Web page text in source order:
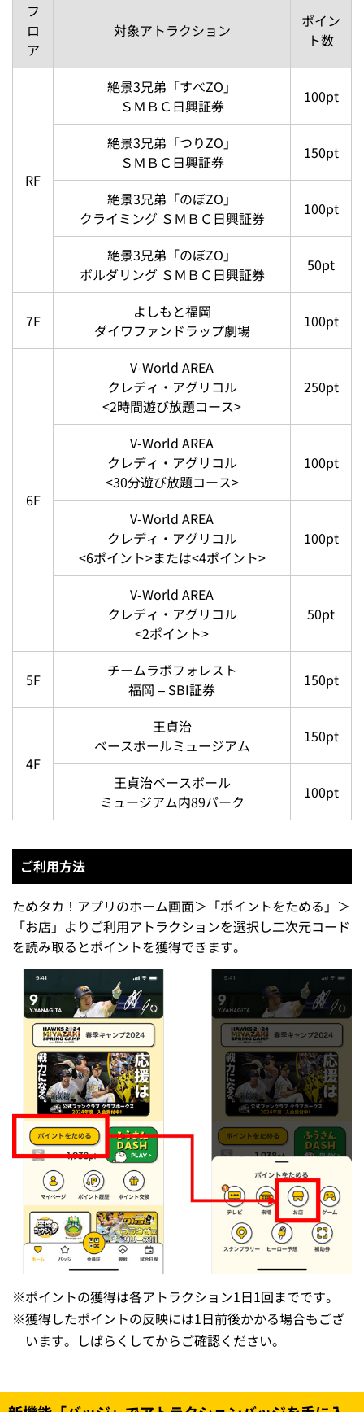
フ
ロ
ア
対象アトラクション
ポイン
ト数
RF
絶景3兄弟「すべZO」
ＳＭＢＣ日興証券
100pt
絶景3兄弟「つりZO」
ＳＭＢＣ日興証券
150pt
絶景3兄弟「のぼZO」
クライミング ＳＭＢＣ日興証券
100pt
絶景3兄弟「のぼZO」
ボルダリング ＳＭＢＣ日興証券
50pt
7F
よしもと福岡
ダイワファンドラップ劇場
100pt
6F
V-World AREA
クレディ・アグリコル
<2時間遊び放題コース>
250pt
V-World AREA
クレディ・アグリコル
<30分遊び放題コース>
100pt
V-World AREA
クレディ・アグリコル
<6ポイント>または<4ポイント>
100pt
V-World AREA
クレディ・アグリコル
<2ポイント>
50pt
5F
チームラボフォレスト
福岡 – SBI証券
150pt
4F
王貞治
ベースボールミュージアム
150pt
王貞治ベースボール
ミュージアム内89パーク
100pt
ご利用方法
ためタカ！アプリのホーム画面＞「ポイントをためる」＞
「お店」よりご利用アトラクションを選択し二次元コード
を読み取るとポイントを獲得できます。
※ポイントの獲得は各アトラクション1日1回までです。
※獲得したポイントの反映には1日前後かかる場合もござ
います。しばらくしてからご確認ください。